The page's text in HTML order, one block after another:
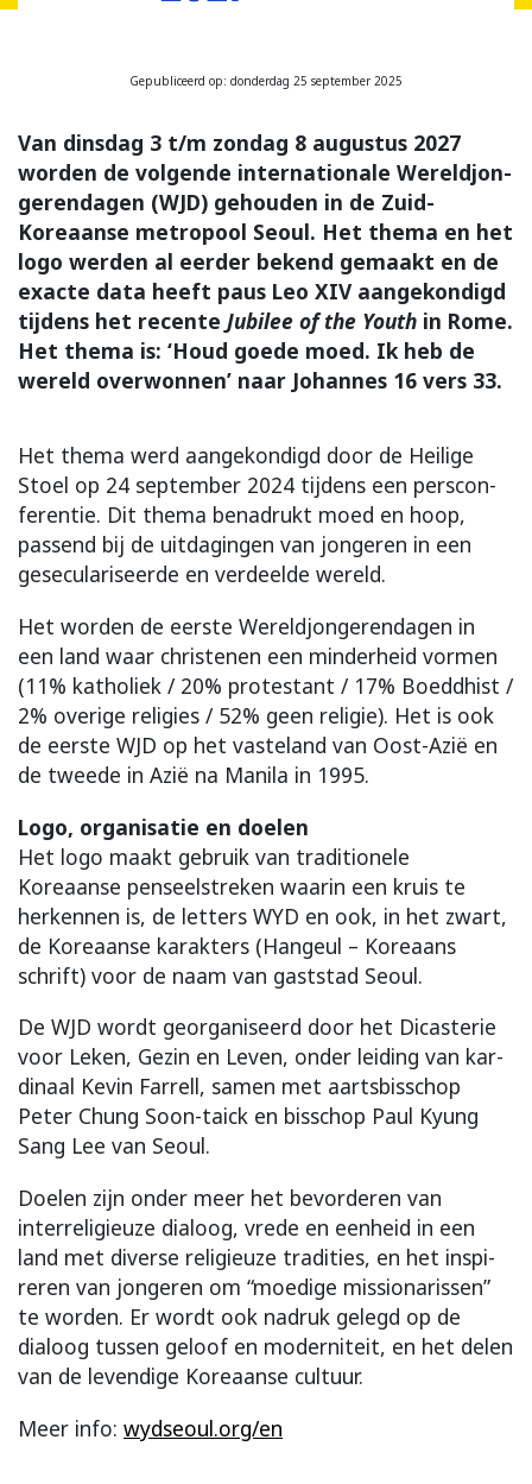
Gepubliceerd op: donderdag 25 september 2025
Van dins­dag 3 t/m zon­dag 8 au­gus­tus 2027
worden de volgende inter­na­tio­nale Wereldjon­
ge­ren­da­gen (WJD) gehouden in de Zuid-
Koreaanse metropool Seoul. Het thema en het
logo werden al eerder bekend gemaakt en de
exacte data heeft paus Leo XIV aangekondigd
tij­dens het recente Jubilee of the Youth in Rome.
Het thema is: ‘Houd goede moed. Ik heb de
wereld overwonnen’ naar Johannes 16 vers 33.
Het thema werd aan­ge­kon­digd door de Heilige
Stoel op 24 sep­tem­ber 2024 tij­dens een pers­con­
fe­ren­tie. Dit thema bena­drukt moed en hoop,
passend bij de uit­dagingen van jonge­ren in een
gese­cu­la­ri­seerde en ver­deelde wereld.
Het wor­den de eerste Wereld­jon­ge­ren­da­gen in
een land waar chris­te­nen een min­der­heid vormen
(11% katho­liek / 20% pro­tes­tant / 17% Boeddhist /
2% overige religies / 52% geen religie). Het is ook
de eerste WJD op het vasteland van Oost-Azië en
de tweede in Azië na Manila in 1995.
Logo, organisatie en doelen
Het logo maakt gebruik van tra­di­tio­nele
Koreaanse penseelstreken waarin een kruis te
herkennen is, de letters WYD en ook, in het zwart,
de Koreaanse karakters (Hangeul – Koreaans
schrift) voor de naam van gast­stad Seoul.
De WJD wordt geor­ga­ni­seerd door het Di­cas­te­rie
voor Leken, Gezin en Leven, onder leiding van kar­
di­naal Kevin Farrell, samen met aarts­bis­schop
Peter Chung Soon-taick en bis­schop Paul Kyung
Sang Lee van Seoul.
Doelen zijn onder meer het bevor­de­ren van
interreli­gi­euze dialoog, vrede en een­heid in een
land met diverse reli­gi­euze tradities, en het in­spi­
re­ren van jon­ge­ren om “moe­dige mis­sio­na­rissen”
te wor­den. Er wordt ook nadruk gelegd op de
dialoog tussen geloof en moderni­teit, en het delen
van de leven­dige Koreaanse cultuur.
Meer info: wydseoul.org/en